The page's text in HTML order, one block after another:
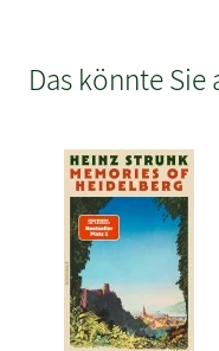
Das könnte Sie